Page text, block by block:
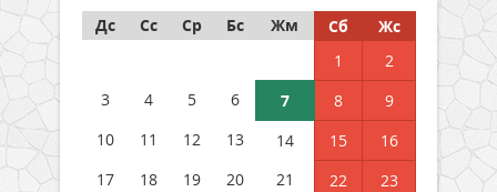
Дс
Сс Ср Бс Жм Сб
Жс
1
2
3
4 5 6 7 8
9
10
11 12 13 14 15
16
17
18 19 20 21 22
23